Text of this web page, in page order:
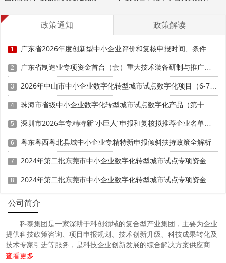
政策通知 政策解读
1 广东省2026年度创新型中小企业评价和复核申报时间、条件要求、扶持奖励
2 广东省制造业专项资金首台（套）重大技术装备研制与推广应用项目入库储备申报时间、条件要求、补助奖励
3 2026年中山市中小企业数字化转型城市试点数字化项目（6-7月）入库申报时间、条件要求
4 珠海市省级中小企业数字化转型城市试点数字化产品（第十批）征集申报时间、条件要求
5 深圳市2026年专精特新“小巨人”申报和复核拟推荐企业名单的公示
6 粤东粤西粤北县域中小企业专精特新申报倾斜扶持政策全解析
7 2024年第二批东莞市中小企业数字化转型城市试点专项资金两化融合管理体系贯标项目资助计划
8 2024年第二批东莞市中小企业数字化转型城市试点专项资金两化融合管理体系贯标项目拟资助企业名单的公示
公司简介
科泰集团是一家深耕于科创领域的复合型产业集团，主要为企业
提供科技政策咨询、项目申报规划、技术创新升级、科技成果转化及
技术专家引进等服务，是科技企业创新发展的综合解决方案供应商...
查看更多